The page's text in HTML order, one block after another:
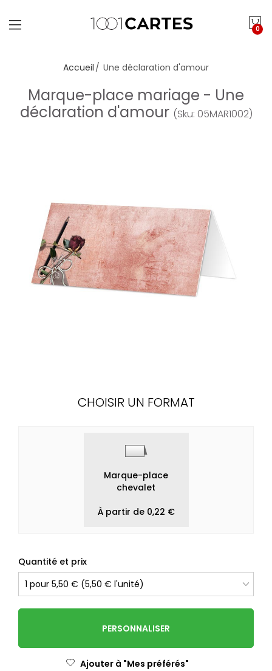
0
Accueil Une déclaration d'amour
Marque-place mariage - Une
déclaration d'amour (Sku: 05MAR1002)
CHOISIR UN FORMAT
Marque-place
chevalet
À partir de 0,22 €
Quantité et prix
PERSONNALISER
Ajouter à "Mes préférés"